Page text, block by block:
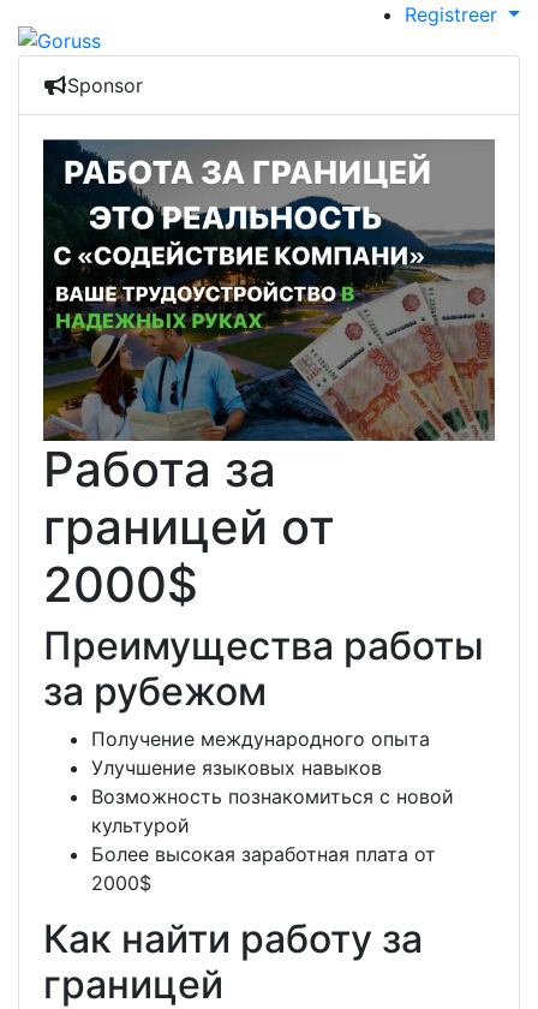
Registreer
Sponsor
Работа за
границей от
2000$
Преимущества работы
за рубежом
Получение международного опыта
Улучшение языковых навыков
Возможность познакомиться с новой
культурой
Более высокая заработная плата от
2000$
Как найти работу за
границей